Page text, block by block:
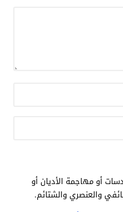
أو مهاجمة الأديان أو
والعنصري والشتائم.